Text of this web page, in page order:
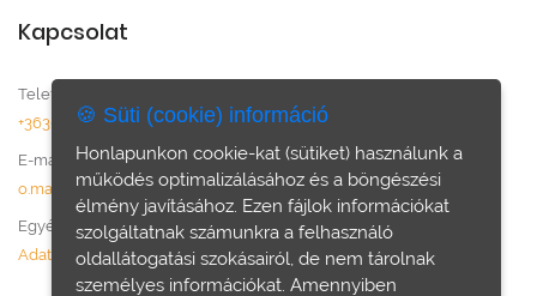
Kapcsolat
Telefonszám:
+36306132050
E-mail:
o.marianna@shotthon.com
Egyéb:
Adatvédelem
🍪 Süti (cookie) információ
Honlapunkon cookie-kat (sütiket) használunk a
működés optimalizálásához és a böngészési
élmény javításához. Ezen fájlok információkat
szolgáltatnak számunkra a felhasználó
oldallátogatási szokásairól, de nem tárolnak
személyes információkat. Amennyiben